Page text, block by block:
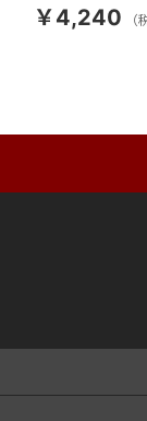
￥4,240